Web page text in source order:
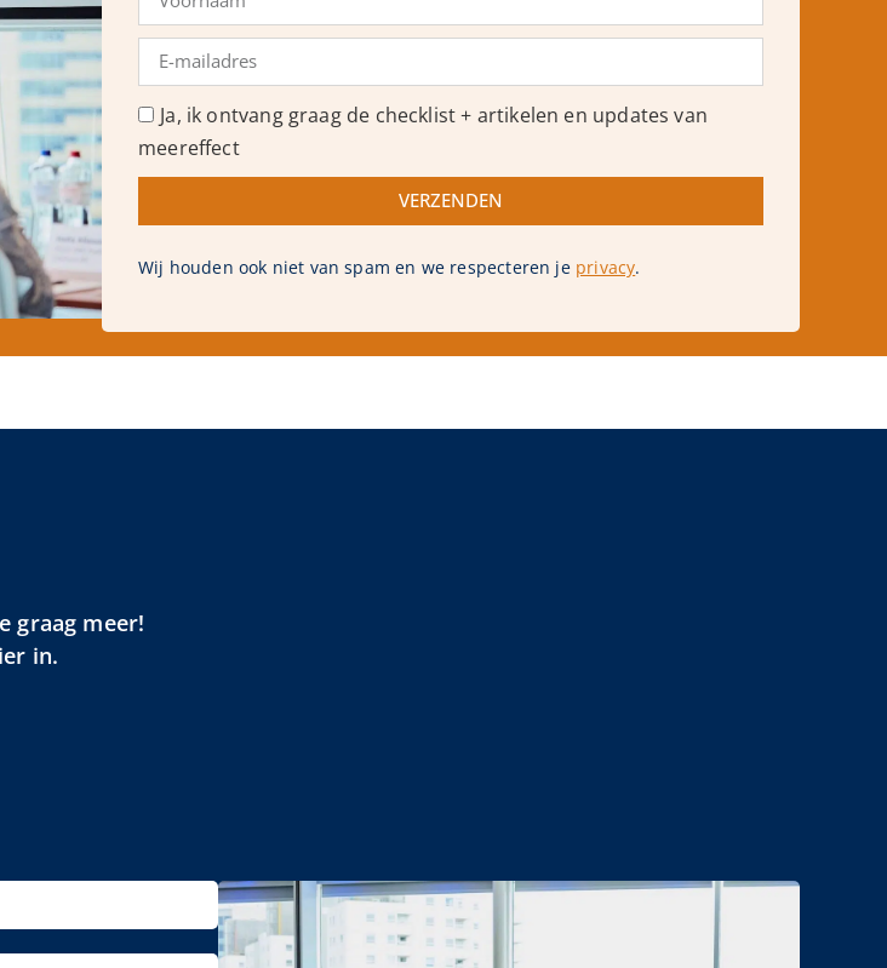
Ja, ik ontvang graag de checklist + artikelen en updates van
meereffect
VERZENDEN
Wij houden ook niet van spam en we respecteren je privacy.
graag meer!
in.